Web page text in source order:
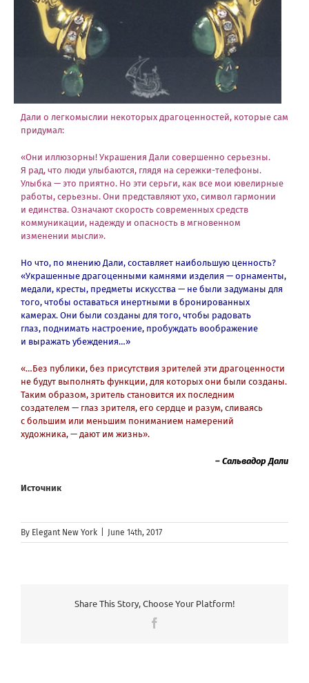
Дали о легкомыслии некоторых драгоценностей, которые сам
придумал:
«Они иллюзорны! Украшения Дали совершенно серьезны.
Я рад, что люди улыбаются, глядя на сережки-телефоны.
Улыбка — это приятно. Но эти серьги, как все мои ювелирные
работы, серьезны. Они представляют ухо, символ гармонии
и единства. Означают скорость современных средств
коммуникации, надежду и опасность в мгновенном
изменении мысли».
Но что, по мнению Дали, составляет наибольшую ценность?
«Украшенные драгоценными камнями изделия — орнаменты,
медали, кресты, предметы искусства — не были задуманы для
того, чтобы оставаться инертными в бронированных
камерах. Они были созданы для того, чтобы радовать
глаз, поднимать настроение, пробуждать воображение
и выражать убеждения…»
«…Без публики, без присутствия зрителей эти драгоценности
не будут выполнять функции, для которых они были созданы.
Таким образом, зритель становится их последним
создателем — глаз зрителя, его сердце и разум, сливаясь
с большим или меньшим пониманием намерений
художника, — дают им жизнь».
– Сальвадор Дали
Источник
By Elegant New York June 14th, 2017
Share This Story, Choose Your Platform!